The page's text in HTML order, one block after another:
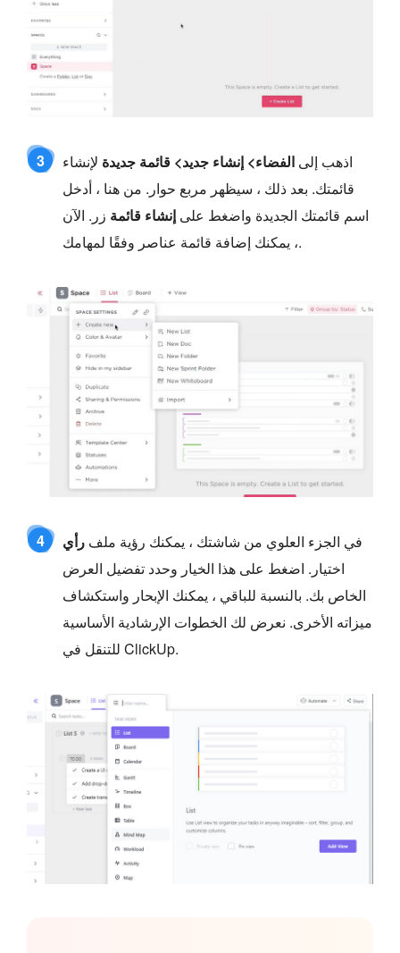
3 اذهب إلى الفضاء> إنشاء جديد> قائمة جديدة لإنشاء
قائمتك. بعد ذلك ، سيظهر مربع حوار. من هنا ، أدخل
اسم قائمتك الجديدة واضغط على إنشاء قائمة زر. الآن
، يمكنك إضافة قائمة عناصر وفقًا لمهامك.
4 في الجزء العلوي من شاشتك ، يمكنك رؤية ملف رأي
اختيار. اضغط على هذا الخيار وحدد تفضيل العرض
الخاص بك. بالنسبة للباقي ، يمكنك الإبحار واستكشاف
ميزاته الأخرى. نعرض لك الخطوات الإرشادية الأساسية
للتنقل في ClickUp.